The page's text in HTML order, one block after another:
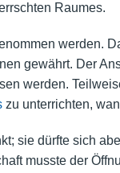
Raumes.
werden.
gewährt. Der
werden.
zu unterrichten,
sie dürfte sich
musste der